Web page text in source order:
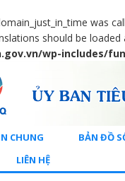
was
should be loaded
wp-includes/
CHUNG BẢN ĐỒ
LIÊN HỆ